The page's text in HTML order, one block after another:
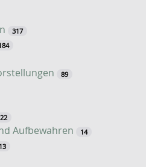
317
89
22
Aufbewahren 14
13